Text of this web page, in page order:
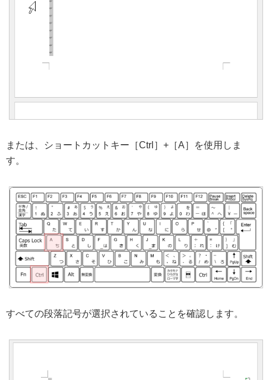
または、ショートカットキー［Ctrl］+［A］を使用しま
す。
すべての段落記号が選択されていることを確認します。